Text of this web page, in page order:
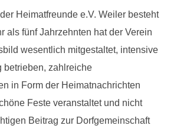
Heimatfreunde e.V. Weiler besteht
als fünf Jahrzehnten hat der Verein
wesentlich mitgestaltet, intensive
betrieben, zahlreiche
in Form der Heimatnachrichten
Feste veranstaltet und nicht
Beitrag zur Dorfgemeinschaft